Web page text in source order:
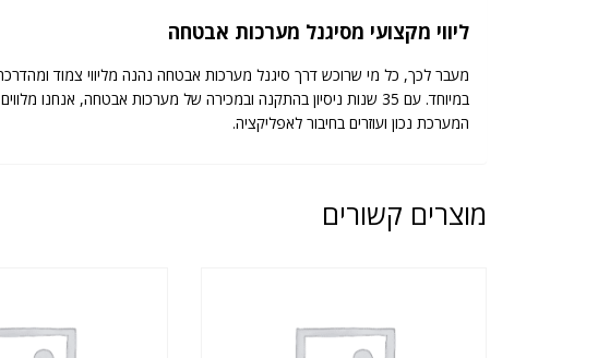
ליווי מקצועי מסיגנל מערכות אבטחה
מעבר לכך, כל מי שרוכש דרך סיגנל מערכות אבטחה נהנה מליווי צמוד
במיוחד. עם 35 שנות ניסיון בהתקנה ובמכירה של מערכות
המערכת נכון ועוזרים בחיבור לאפליקציה.
מוצרים קשורים